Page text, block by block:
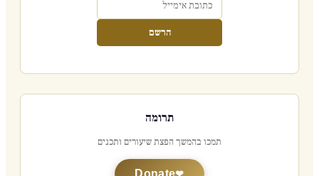
הרשם
תרומה
תמכו בהמשך הפצת שיעורים ותכנים
Donate